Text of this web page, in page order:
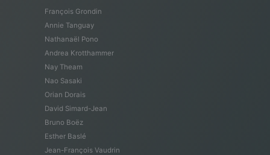
François Grondin
Annie Tanguay
Nathanaël Pono
Andrea Krotthammer
Nay Theam
Nao Sasaki
Orian Dorais
David Simard-Jean
Bruno Boëz
Esther Baslé
Jean-François Vaudrin